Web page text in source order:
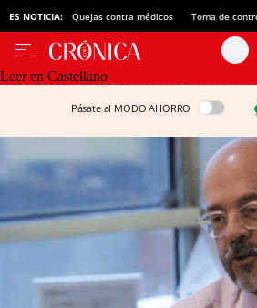
ES NOTICIA: Quejas contra médicos Toma de
Leer en Castellano
Pásate al MODO AHORRO